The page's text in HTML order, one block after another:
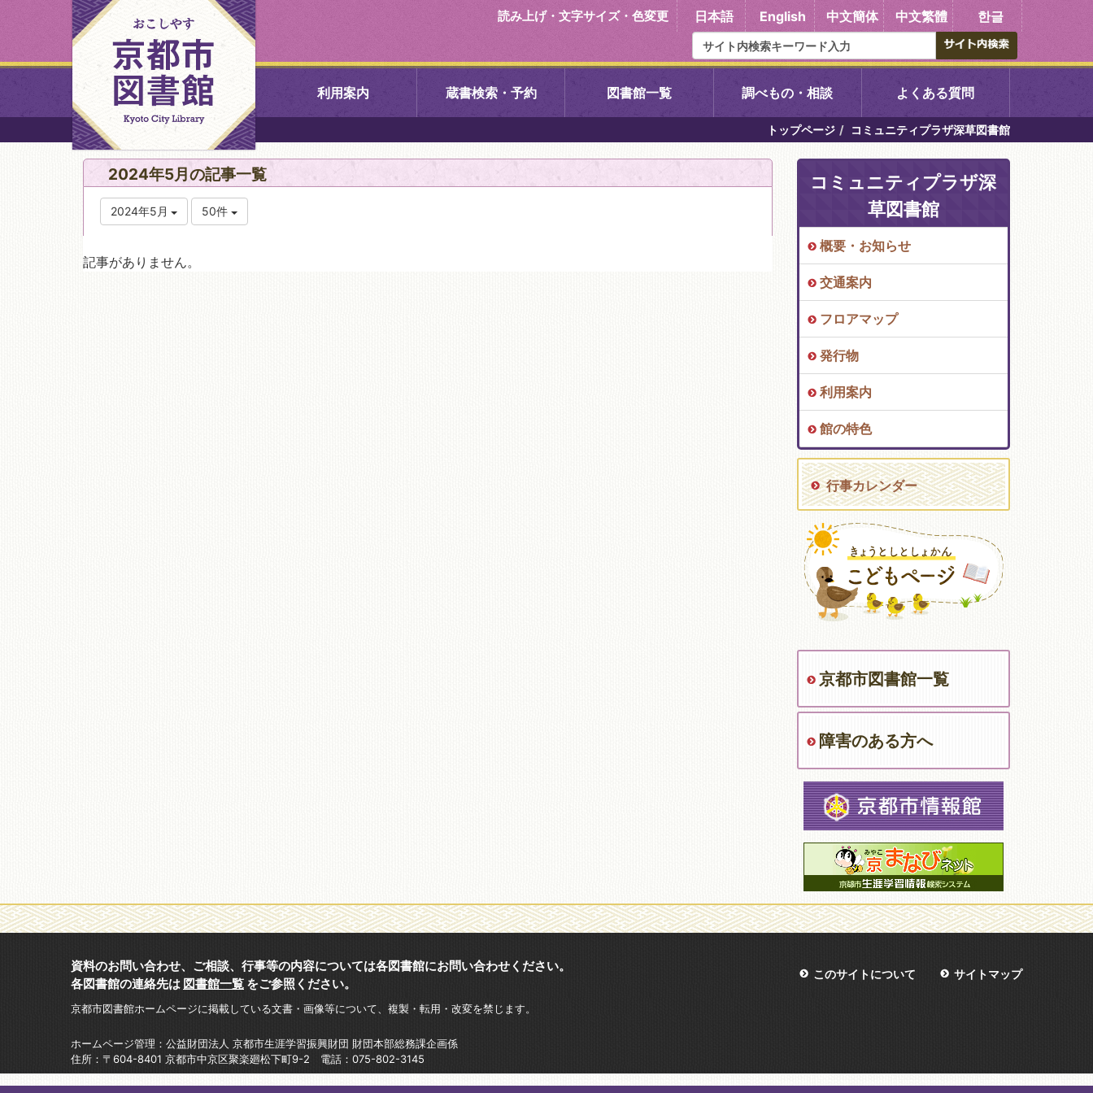
読み上げ・文字サイズ・色変更 日本語 English 中文簡体 中文繁體 한글
利用案内 蔵書検索・予約 図書館一覧
中央図書館 右京中央図書館 伏見中央図書館 醍醐中央図書館
北図書館 左京図書館 岩倉図書館 東山図書館
吉祥院図書館
向島図書館
コミュニティプラザ深草
図書館
調べもの・相談 よくある質問
トップページ コミュニティプラザ深草図書館
2024年5月の記事一覧
2024年5月 50件
記事がありません。
コミュニティプラザ深
草図書館
概要・お知らせ
交通案内
フロアマップ
発行物
利用案内
館の特色
行事カレンダー
京都市図書館一覧
障害のある方へ
このサイトについて サイトマップ
資料のお問い合わせ、ご相談、行事等の内容については各図書館にお問い合わせください。
各図書館の連絡先は 図書館一覧 をご参照ください。
京都市図書館ホームページに掲載している文書・画像等について、複製・転用・改変を禁じます。
ホームページ管理：公益財団法人 京都市生涯学習振興財団 財団本部総務課企画係
住所：〒604-8401 京都市中京区聚楽廻松下町9-2 電話：075-802-3145